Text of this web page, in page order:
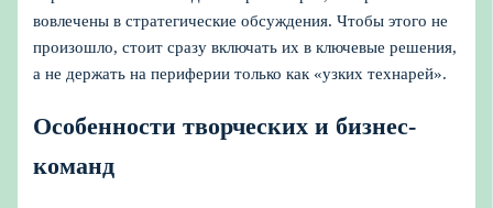
вовлечены в стратегические обсуждения. Чтобы этого не
произошло, стоит сразу включать их в ключевые решения,
а не держать на периферии только как «узких технарей».
Особенности творческих и бизнес-
команд